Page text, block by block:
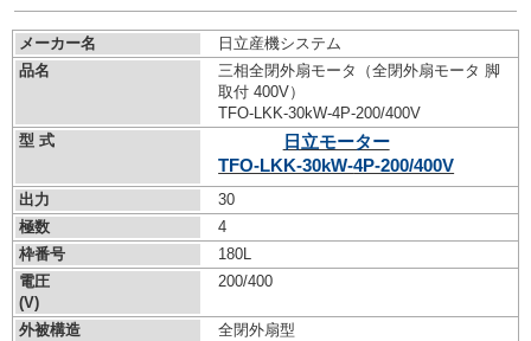
メーカー名
日立産機システム
品名
三相全閉外扇モータ（全閉外扇モータ 脚
取付 400V）
TFO-LKK-30kW-4P-200/400V
型 式
日立モーター
TFO-LKK-30kW-4P-200/400V
出力
30
極数
4
枠番号
180L
電圧
(V)
200/400
外被構造
全閉外扇型